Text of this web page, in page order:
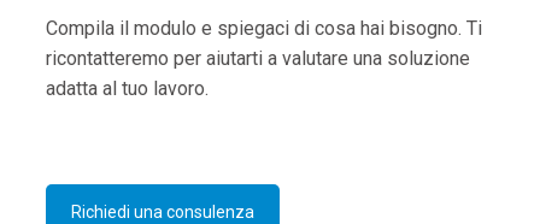
Compila il modulo e spiegaci di cosa hai bisogno. Ti
ricontatteremo per aiutarti a valutare una soluzione
adatta al tuo lavoro.
Richiedi una consulenza